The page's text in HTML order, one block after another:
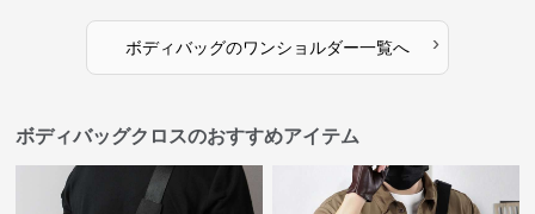
ボディバッグのワンショルダー一覧へ ›
ボディバッグクロスのおすすめアイテム